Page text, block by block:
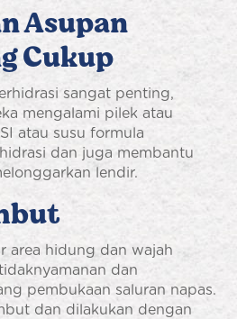
Asupan
Cukup
sangat penting,
mengalami pilek atau
atau susu formula
dan juga membantu
lendir.
area hidung dan wajah
dan
pembukaan saluran napas.
dan dilakukan dengan